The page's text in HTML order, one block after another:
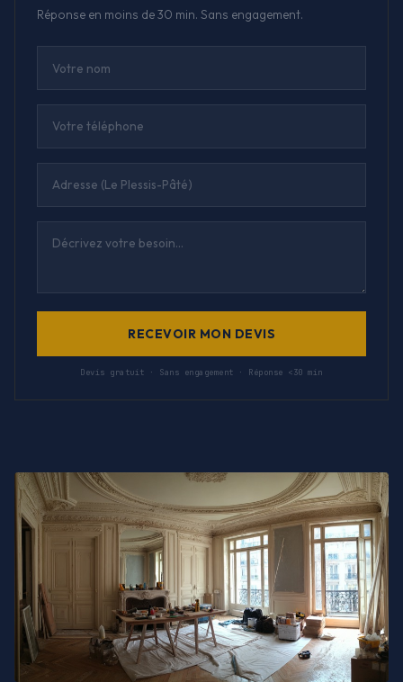
Réponse en moins de 30 min. Sans engagement.
RECEVOIR MON DEVIS
Devis gratuit · Sans engagement · Réponse <30 min